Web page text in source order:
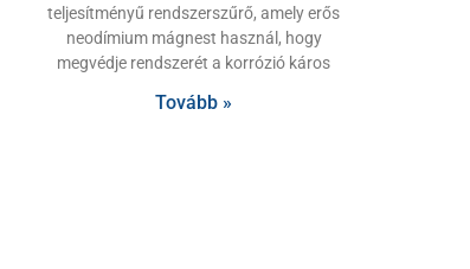
teljesítményű rendszerszűrő, amely erős
neodímium mágnest használ, hogy
megvédje rendszerét a korrózió káros
Tovább »